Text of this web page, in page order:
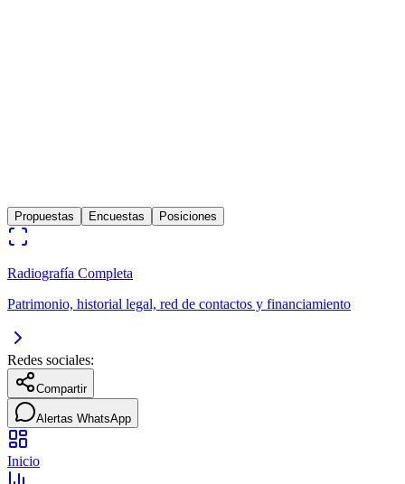
Propuestas Encuestas Posiciones
Radiografía Completa
Patrimonio, historial legal, red de contactos y financiamiento
Redes sociales:
Compartir
Alertas WhatsApp
Inicio